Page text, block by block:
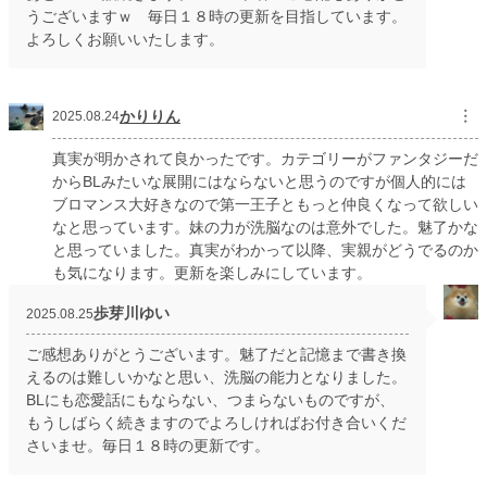
うございますｗ 毎日１８時の更新を目指しています。
よろしくお願いいたします。
2025.08.24かりりん ︙
真実が明かされて良かったです。カテゴリーがファンタジーだ
からBLみたいな展開にはならないと思うのですが個人的には
ブロマンス大好きなので第一王子ともっと仲良くなって欲しい
なと思っています。妹の力が洗脳なのは意外でした。魅了かな
と思っていました。真実がわかって以降、実親がどうでるのか
も気になります。更新を楽しみにしています。
2025.08.25歩芽川ゆい
ご感想ありがとうございます。魅了だと記憶まで書き換
えるのは難しいかなと思い、洗脳の能力となりました。
BLにも恋愛話にもならない、つまらないものですが、
もうしばらく続きますのでよろしければお付き合いくだ
さいませ。毎日１８時の更新です。